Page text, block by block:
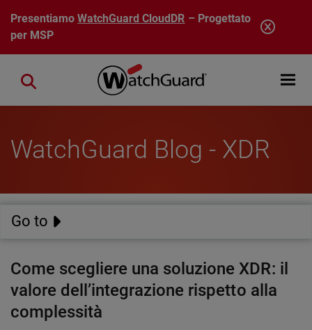
Salta al contenuto principale
PresentiamoWatchGuard CloudDR – Progettato
per MSP
Open
Close search
WatchGuard Blog - XDR
Go to
Come scegliere una soluzione XDR: il
valore dell’integrazione rispetto alla
complessità